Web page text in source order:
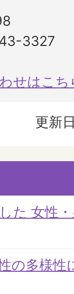
3327
せはこち
更新
た 女性
の多様性